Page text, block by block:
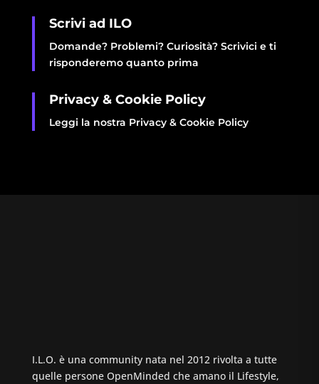
Scrivi ad ILO
Domande? Problemi? Curiosità? Scrivici e ti
risponderemo quanto prima
Privacy & Cookie Policy
Leggi la nostra Privacy & Cookie Policy
I.L.O. è una community nata nel 2012 rivolta a tutte
quelle persone OpenMinded che amano il Lifestyle,